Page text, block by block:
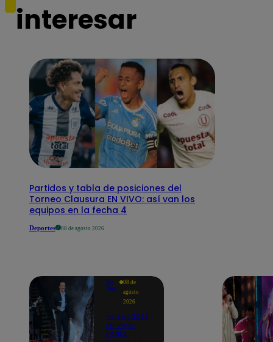
interesar
Partidos y tabla de posiciones del
Torneo Clausura EN VIVO: así van los
equipos en la fecha 4
Deportes 08 de agosto 2026
Yo
Soy
08 de
agosto
2026
Yo Soy 2026
EN VIVO:
Pedro